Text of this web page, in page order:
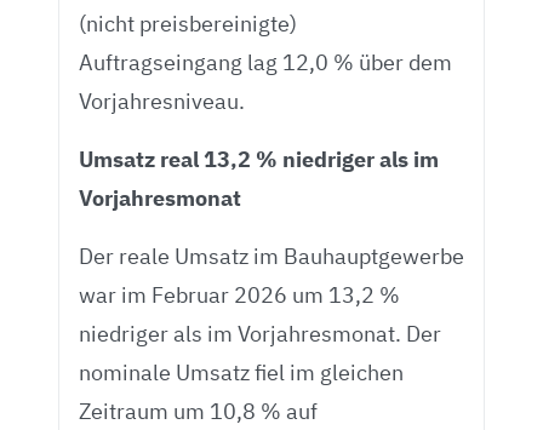
(nicht preisbereinigte)
Auftragseingang lag 12,0 % über dem
Vorjahresniveau.
Umsatz real 13,2 % niedriger als im
Vorjahresmonat
Der reale Umsatz im Bauhauptgewerbe
war im Februar 2026 um 13,2 %
niedriger als im Vorjahresmonat. Der
nominale Umsatz fiel im gleichen
Zeitraum um 10,8 % auf